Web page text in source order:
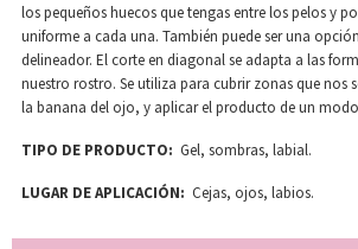
los pequeños huecos que tengas entre los pelos y
uniforme a cada una. También puede ser una
delineador. El corte en diagonal se adapta a las
nuestro rostro. Se utiliza para cubrir zonas que nos
la banana del ojo, y aplicar el producto de un
TIPO DE PRODUCTO: Gel, sombras, labial.
LUGAR DE APLICACIÓN: Cejas, ojos, labios.